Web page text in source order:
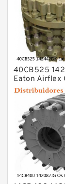
40CB525
Eaton Airflex
entradas